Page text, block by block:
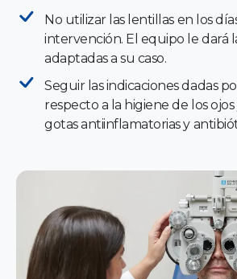
No utilizar las lentillas en los
intervención. El equipo le dará
adaptadas a su caso.
Seguir las indicaciones dadas
respecto a la higiene de los
gotas antiinflamatorias y